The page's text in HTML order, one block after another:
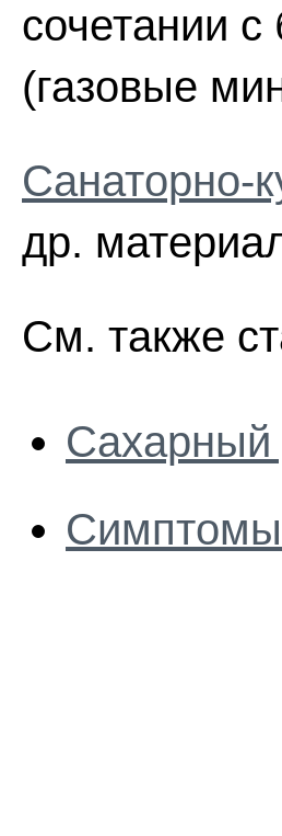
сочетании
(газовые
Санаторно-
др.
См. также
Сахарный
Симптомы